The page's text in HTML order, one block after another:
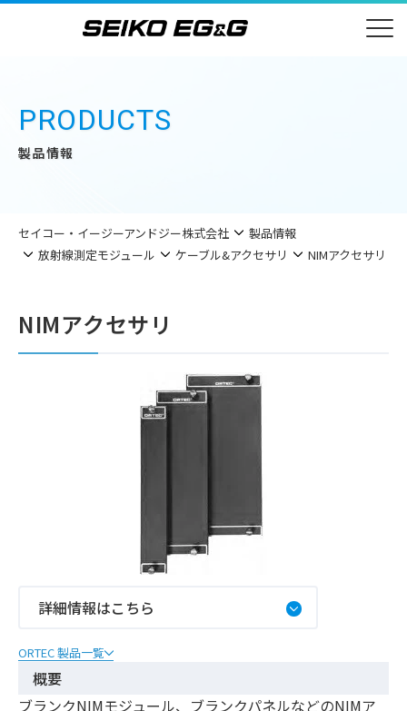
PRODUCTS
製品情報
セイコー・イージーアンドジー株式会社
製品情報
放射線測定モジュール
ケーブル&アクセサリ NIMアクセサリ
NIMアクセサリ
詳細情報はこちら
ORTEC 製品一覧
概要
ブランクNIMモジュール、ブランクパネルなどのNIMア